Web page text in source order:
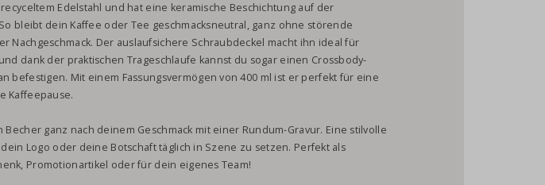
Edelstahl und hat eine keramische Beschichtung auf der
bleibt dein Kaffee oder Tee geschmacksneutral, ganz ohne störende
Nachgeschmack. Der auslaufsichere Schraubdeckel macht ihn ideal für
dank der praktischen Trageschlaufe kannst du sogar einen Crossbody-
befestigen. Mit einem Fassungsvermögen von 400 ml ist er perfekt für eine
Kaffeepause.
Becher ganz nach deinem Geschmack mit einer Rundum-Gravur. Eine stilvolle
Logo oder deine Botschaft täglich in Szene zu setzen. Perfekt als
Promotionartikel oder für dein eigenes Team!